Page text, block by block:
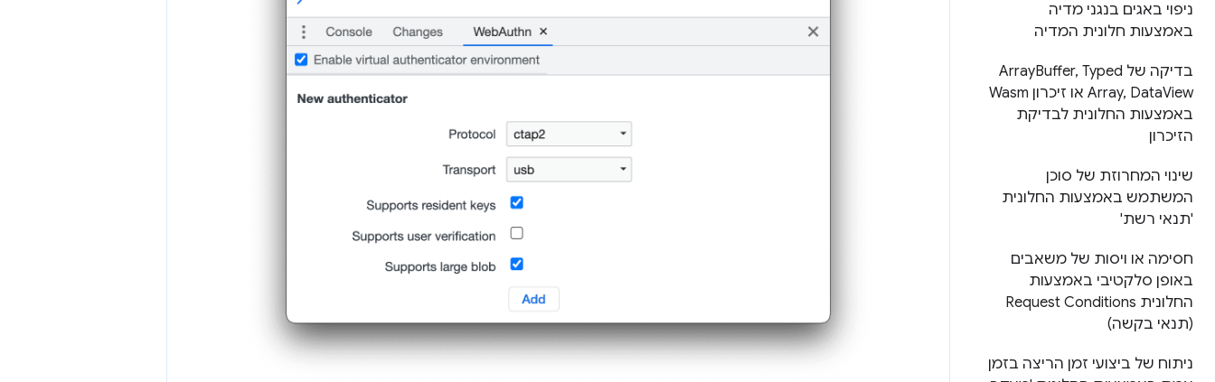
ניפוי באגים בנגני מדיה
באמצעות חלונית המדיה
בדיקה של Array Buffer, Typed
Array, Data
View או זיכרון Wasm
באמצעות החלונית לבדיקת
הזיכרון
שינוי המחרוזת של סוכן
המשתמש באמצעות החלונית
'תנאי רשת'
חסימה או ויסות של משאבים
באופן סלקטיבי באמצעות
החלונית Request Conditions
(תנאי בקשה)
ניתוח של ביצועי זמן הריצה בזמן